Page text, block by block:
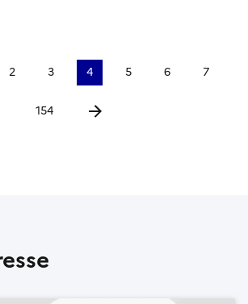
2 3 4 5 6 7
154 Aller à la page suivante